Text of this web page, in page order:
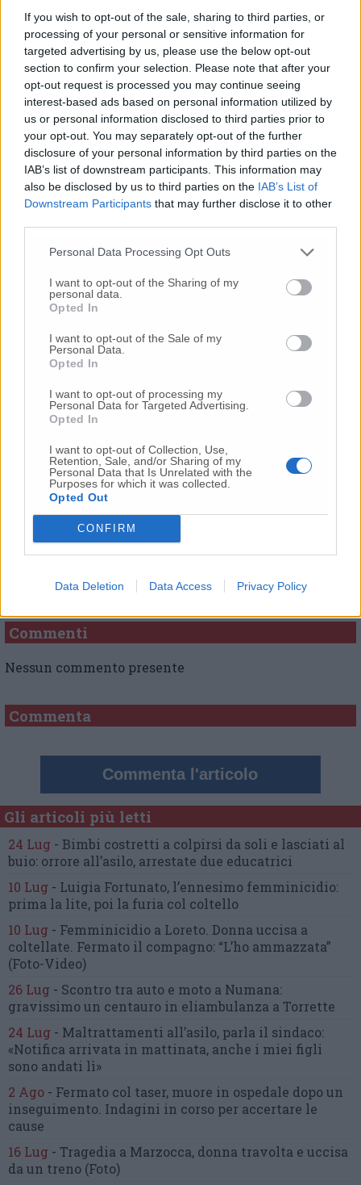
If you wish to opt-out of the sale, sharing to third parties, or
processing of your personal or sensitive information for
targeted advertising by us, please use the below opt-out
section to confirm your selection. Please note that after your
opt-out request is processed you may continue seeing
interest-based ads based on personal information utilized by
us or personal information disclosed to third parties prior to
your opt-out. You may separately opt-out of the further
disclosure of your personal information by third parties on the
IAB’s list of downstream participants. This information may
also be disclosed by us to third parties on the IAB’s List of
Downstream Participants that may further disclose it to other
Personal Data Processing Opt Outs
I want to opt-out of the Sharing of my
personal data.
Opted In
I want to opt-out of the Sale of my
Personal Data.
Opted In
I want to opt-out of processing my
Personal Data for Targeted Advertising.
Opted In
I want to opt-out of Collection, Use,
Retention, Sale, and/or Sharing of my
Personal Data that Is Unrelated with the
Purposes for which it was collected.
Opted Out
CONFIRM
Data Deletion Data Access Privacy Policy
volume), dopo la delibera del Consiglio
comunale di Osimo del 2010, ha una
destinazione urbanistica che prevede usi per
abitazioni; pubblici servizi (ristoranti, bar,
trattorie); alberghi e strutture ricettive;
esercizi di vicinato, commercio al dettaglio
con superficie di vendita fino a 250 mq.; uffici
e studi professionali; attrezzature socio-
sanitarie; attrezzature culturali. E’ anche
ammesso l’aumento di volume pari al 10% da
attuare mediante piano di recupero. La
facciata è sottoposta a vicoli perché
l’immobile è stato dichiarato di interesse
storico-artistico.
Cadono nuovi calcinacci dalla facciata dell’ex
Corridoni: transennata l’area sottostante
© RIPRODUZIONE RISERVATA
Vai alla home
Commenti
Nessun commento presente
Commenta
Commenta l'articolo
Gli articoli più letti
24 Lug - Bimbi costretti a colpirsi da soli e lasciati al
buio: orrore all’asilo, arrestate due educatrici
10 Lug - Luigia Fortunato, l’ennesimo femminicidio:
prima la lite, poi la furia col coltello
10 Lug - Femminicidio a Loreto. Donna uccisa a
coltellate. Fermato il compagno: “L’ho ammazzata”
(Foto-Video)
26 Lug - Scontro tra auto e moto a Numana:
gravissimo un centauro in eliambulanza a Torrette
24 Lug - Maltrattamenti all’asilo, parla il sindaco:
«Notifica arrivata in mattinata, anche i miei figli
sono andati lì»
2 Ago - Fermato col taser, muore in ospedale dopo un
inseguimento. Indagini in corso per accertare le
cause
16 Lug - Tragedia a Marzocca, donna travolta e uccisa
da un treno (Foto)